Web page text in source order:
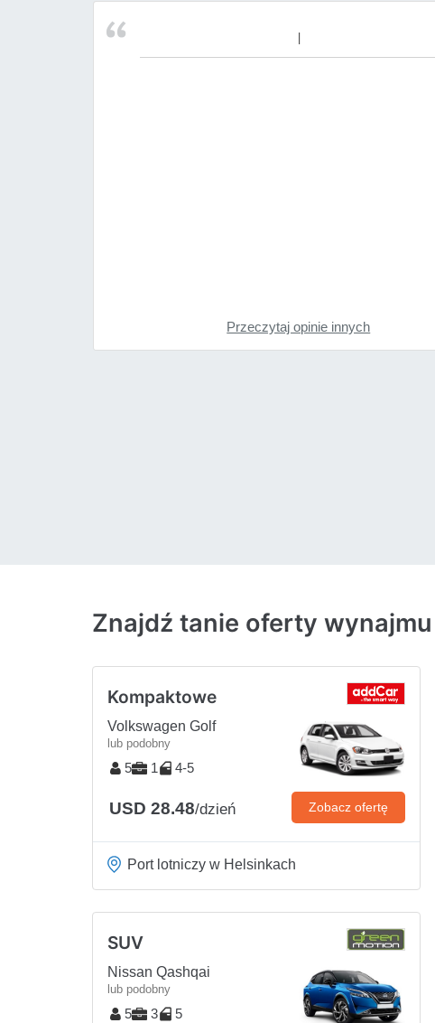
Przeczytaj opinie innych
Znajdź tanie oferty
Kompaktowe
Volkswagen Golf
lub podobny
5 1 4-5
USD 28.48/dzień Zobacz ofertę
Port lotniczy w Helsinkach
SUV
Nissan Qashqai
lub podobny
5 3 5